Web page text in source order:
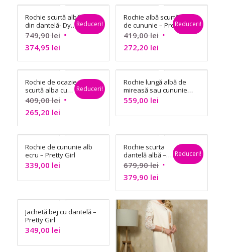
fost:
799,90 lei.
este:
639,90 lei.
fost:
629,90 lei.
este:
587,90 lei.
Rochie scurtă albă
din dantelă- Dy
Fashion
749,90lei Prețul
a
fost:
749,90 lei.
374,95 leiPrețul
curent
este:
374,95 lei.
Reduceri!
Rochie albă scurtă
de cununie – Pretty
Girl
419,00lei Prețul
a
fost:
419,00 lei.
272,20 leiPrețul
curent
este:
272,20 lei.
Reduceri!
Rochie de ocazie
scurtă alba cu
mâneci lungi –
InPuff
409,00lei Prețul
a
fost:
409,00 lei.
265,20 leiPrețul
curent
este:
265,20 lei.
Reduceri!
Rochie lungă albă de
mireasă sau cununie
civilă – Pretty Girl
559,00 lei
Rochie de cununie alb
ecru – Pretty Girl
339,00 lei
Rochie scurta
dantelă albă –
Morgan
679,90lei Prețul
a
fost:
679,90 lei.
379,90 leiPrețul
curent
este:
379,90 lei.
Reduceri!
Jachetă bej cu dantelă –
Pretty Girl
349,00 lei